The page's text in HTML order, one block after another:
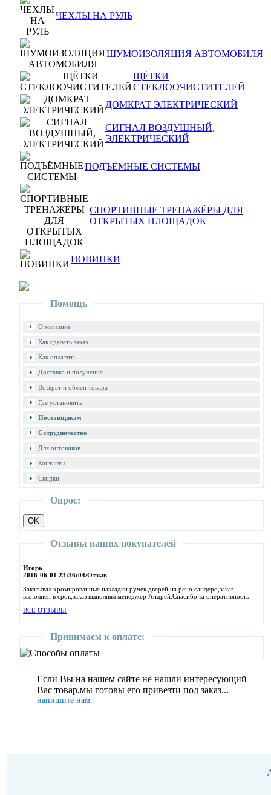
ЧЕХЛЫ НА РУЛЬ
ШУМОИЗОЛЯЦИЯ АВТОМОБИЛЯ
ЩЁТКИ
СТЕКЛООЧИСТИТЕЛЕЙ
ДОМКРАТ ЭЛЕКТРИЧЕСКИЙ
СИГНАЛ ВОЗДУШНЫЙ,
ЭЛЕКТРИЧЕСКИЙ
ПОДЪЁМНЫЕ СИСТЕМЫ
СПОРТИВНЫЕ ТРЕНАЖЁРЫ ДЛЯ
ОТКРЫТЫХ ПЛОЩАДОК
НОВИНКИ
Помощь
О магазине
Как сделать заказ
Как оплатить
Доставка и получение
Возврат и обмен товара
Где установить
Поставщикам
Сотрудничество
Для оптовиков
Контакты
Cкидки
Опрос:
Отзывы наших покупателей
Игорь
2016-06-01 23:36:04/Отзыв
Заказывал хромированные накладки ручек дверей на рено сандеро,заказ
выполнен в срок,заказ выполнял менеджер Андрей.Спасибо за оперативность.
ВСЕ ОТЗЫВЫ
Принимаем к оплате:
Если Вы на нашем сайте не нашли интересующий
Вас товар,мы готовы его привезти под заказ...
напишите нам.